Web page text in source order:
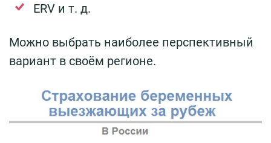
ERV и т. д.
Можно выбрать наиболее перспективный
вариант в своём регионе.